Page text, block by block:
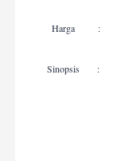
Harga :
Sinopsis :